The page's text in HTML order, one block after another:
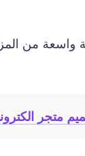
واسعة من
متجر